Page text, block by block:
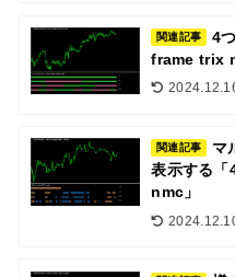
関連記事
4
frame trix
関連記事
マ
表示する
nmc」